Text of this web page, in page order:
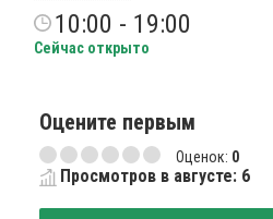
10:00 - 19:00
Сейчас открыто
Оцените первым
Оценок: 0
Просмотров в августе: 6